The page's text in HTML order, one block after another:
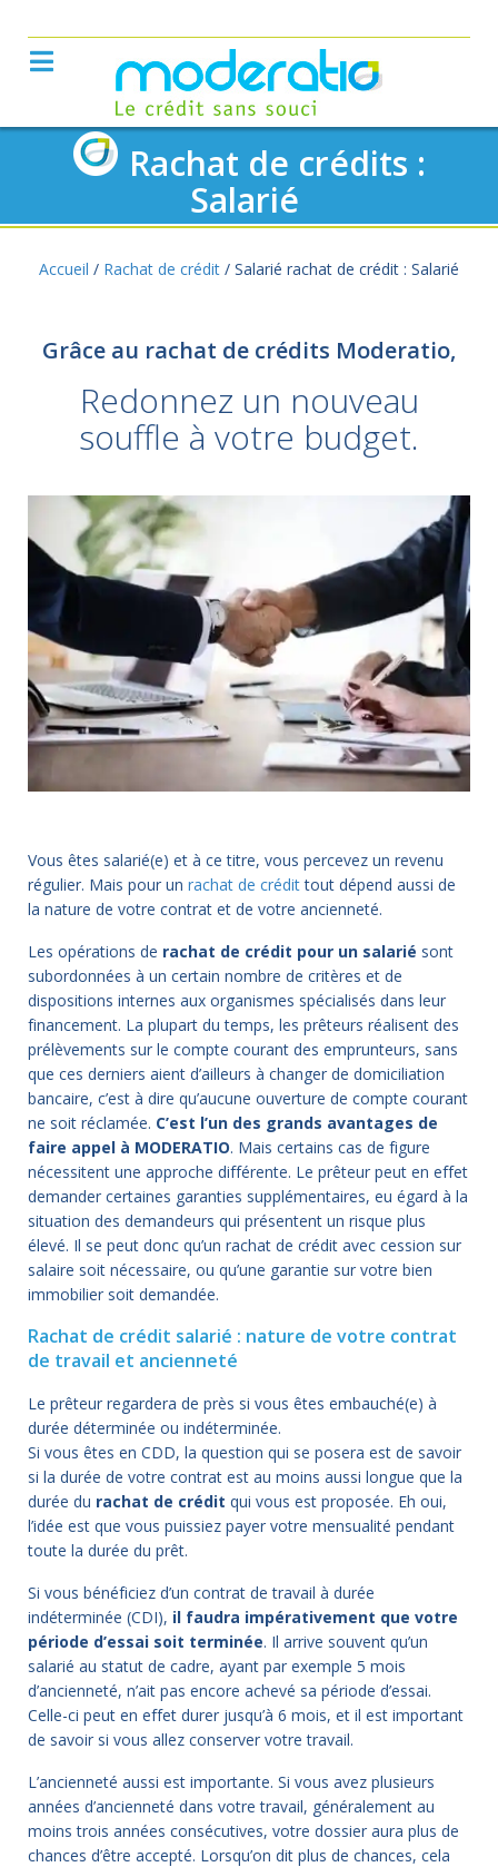
Rachat de crédits :
Salarié
Accueil / Rachat de crédit / Salarié rachat de crédit : Salarié
Grâce au rachat de crédits Moderatio,
Redonnez un nouveau
souffle à votre budget.
Vous êtes salarié(e) et à ce titre, vous percevez un revenu
régulier. Mais pour un rachat de crédittout dépend aussi de
la nature de votre contrat et de votre ancienneté.
Les opérations de rachat de crédit pour un salarié sont
subordonnées à un certain nombre de critères et de
dispositions internes aux organismes spécialisés dans leur
financement. La plupart du temps, les prêteurs réalisent des
prélèvements sur le compte courant des emprunteurs, sans
que ces derniers aient d’ailleurs à changer de domiciliation
bancaire, c’est à dire qu’aucune ouverture de compte courant
ne soit réclamée. C’est l’un des grands avantages de
faire appel à MODERATIO. Mais certains cas de figure
nécessitent une approche différente. Le prêteur peut en effet
demander certaines garanties supplémentaires, eu égard à la
situation des demandeurs qui présentent un risque plus
élevé. Il se peut donc qu’un rachat de crédit avec cession sur
salaire soit nécessaire, ou qu’une garantie sur votre bien
immobilier soit demandée.
Rachat de crédit salarié : nature de votre contrat
de travail et ancienneté
Le prêteur regardera de près si vous êtes embauché(e) à
durée déterminée ou indéterminée.
Si vous êtes en CDD, la question qui se posera est de savoir
si la durée de votre contrat est au moins aussi longue que la
durée du rachat de crédit qui vous est proposée. Eh oui,
l’idée est que vous puissiez payer votre mensualité pendant
toute la durée du prêt.
Si vous bénéficiez d’un contrat de travail à durée
indéterminée (CDI), il faudra impérativement que votre
période d’essai soit terminée. Il arrive souvent qu’un
salarié au statut de cadre, ayant par exemple 5 mois
d’ancienneté, n’ait pas encore achevé sa période d’essai.
Celle-ci peut en effet durer jusqu’à 6 mois, et il est important
de savoir si vous allez conserver votre travail.
L’ancienneté aussi est importante. Si vous avez plusieurs
années d’ancienneté dans votre travail, généralement au
moins trois années consécutives, votre dossier aura plus de
chances d’être accepté. Lorsqu’on dit plus de chances, cela